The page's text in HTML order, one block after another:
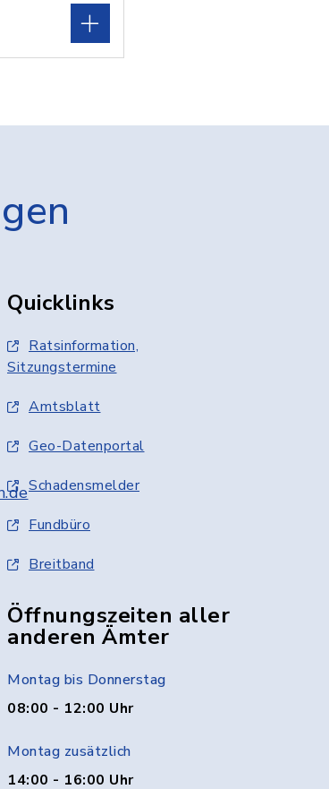
Quicklinks
Ratsinformation,
Sitzungstermine
Amtsblatt
Geo-Datenportal
Schadensmelder
Fundbüro
Breitband
Öffnungszeiten aller
anderen Ämter
Montag bis Donnerstag
08:00 - 12:00 Uhr
Montag zusätzlich
14:00 - 16:00 Uhr